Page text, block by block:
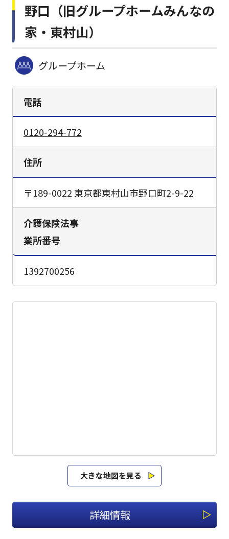
野口（旧グループホームみんなの
家・東村山）
グループホーム
電話
0120-294-772
住所
〒189-0022 東京都東村山市野口町2-9-22
介護保険法事
業所番号
1392700256
大きな地図を見る
詳細情報